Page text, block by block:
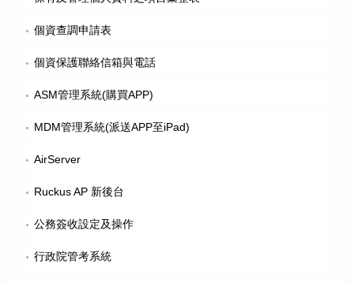
個資查調申請表
個資保護聯絡信箱與電話
ASM管理系統(購買APP)
MDM管理系統(派送APP至iPad)
AirServer
Ruckus AP 新後台
公務簽收設定及操作
行政院管考系統